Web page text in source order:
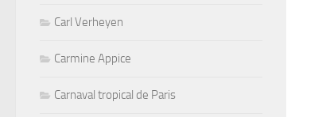
Carl Verheyen
Carmine Appice
Carnaval tropical de Paris